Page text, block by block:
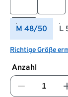
M 48/50 L
Richtige Größe
Anzahl